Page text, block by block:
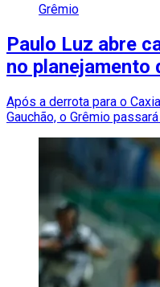
Grêmio
Paulo Luz abre
no planejamento
Após a derrota para o
Gauchão, o Grêmio